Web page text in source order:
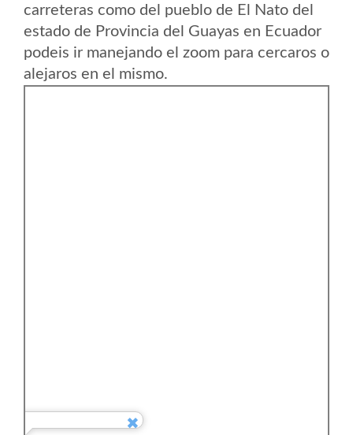
carreteras como del pueblo de El Nato del
estado de Provincia del Guayas en Ecuador
podeis ir manejando el zoom para cercaros o
alejaros en el mismo.